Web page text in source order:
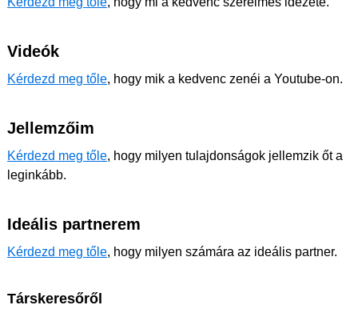
Videók
Kérdezd meg tőle, hogy mik a kedvenc zenéi a Youtube-on.
Jellemzőim
Kérdezd meg tőle, hogy milyen tulajdonságok jellemzik őt a
leginkább.
Ideális partnerem
Kérdezd meg tőle, hogy milyen számára az ideális partner.
Társkeresőről